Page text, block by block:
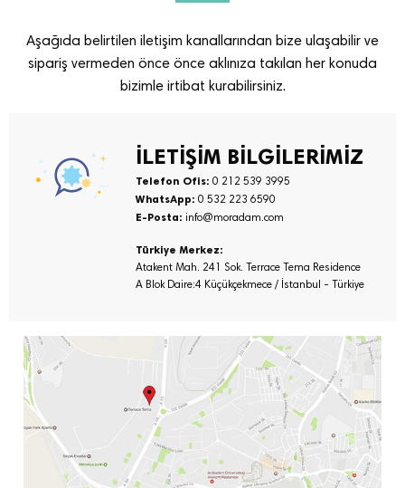
Aşağıda belirtilen iletişim kanallarından bize ulaşabilir ve
sipariş vermeden önce önce aklınıza takılan her konuda
bizimle irtibat kurabilirsiniz.
İLETİŞİM BİLGİLERİMİZ
Telefon Ofis: 0 212 539 3995
WhatsApp: 0 532 223 6590
E-Posta: info@moradam.com
Türkiye Merkez:
Atakent Mah. 241 Sok. Terrace Tema Residence
A Blok Daire:4 Küçükçekmece / İstanbul - Türkiye